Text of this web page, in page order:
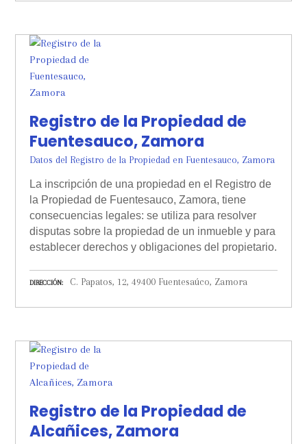
Registro de la Propiedad de
Fuentesauco, Zamora
Datos del Registro de la Propiedad en Fuentesauco, Zamora
La inscripción de una propiedad en el Registro de
la Propiedad de Fuentesauco, Zamora, tiene
consecuencias legales: se utiliza para resolver
disputas sobre la propiedad de un inmueble y para
establecer derechos y obligaciones del propietario.
DIRECCIÓN C. Papatos, 12, 49400 Fuentesaúco, Zamora
Registro de la Propiedad de
Alcañices, Zamora